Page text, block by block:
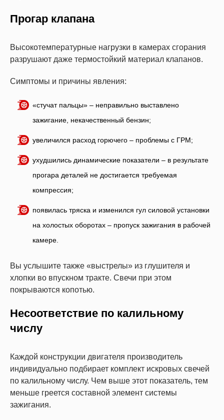
Прогар клапана
Высокотемпературные нагрузки в камерах сгорания
разрушают даже термостойкий материал клапанов.
Симптомы и причины явления:
«стучат пальцы» – неправильно выставлено
зажигание, некачественный бензин;
увеличился расход горючего – проблемы с ГРМ;
ухудшились динамические показатели – в результате
прогара деталей не достигается требуемая
компрессия;
появилась тряска и изменился гул силовой установки
на холостых оборотах – пропуск зажигания в рабочей
камере.
Вы услышите также «выстрелы» из глушителя и
хлопки во впускном тракте. Свечи при этом
покрываются копотью.
Несоответствие по калильному
числу
Каждой конструкции двигателя производитель
индивидуально подбирает комплект искровых свечей
по калильному числу. Чем выше этот показатель, тем
меньше греется составной элемент системы
зажигания.